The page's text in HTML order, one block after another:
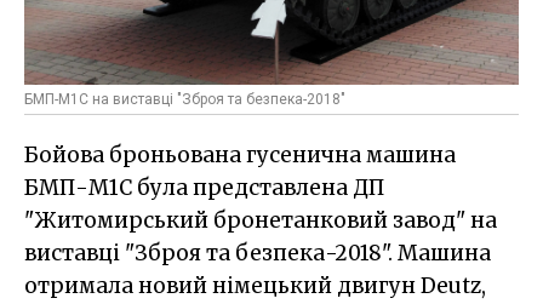
БМП-М1С на виставці "Зброя та безпека-2018"
Бойова броньована гусенична машина
БМП-М1С була представлена ДП
"Житомирський бронетанковий завод" на
виставці "Зброя та безпека-2018". Машина
отримала новий німецький двигун Deutz,